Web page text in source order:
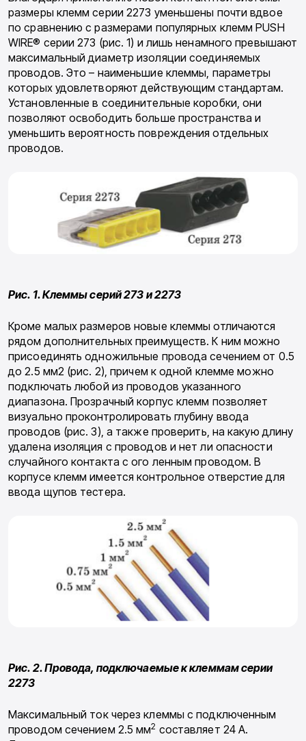
размеры клемм серии 2273 уменьшены почти вдвое
по сравнению с разме­рами популярных клемм PUSH
WIRE® серии 273 (рис. 1) и лишь ненамного превышают
максимальный диаметр изоляции соединяе­мых
проводов. Это – наименьшие клеммы, параметры
которых удовлетворяют действую­щим стандартам.
Установленные в соедини­тельные коробки, они
позволяют освободить больше пространства и
уменьшить веро­ятность повреждения отдельных
проводов.
Рис. 1. Клеммы серий 273 и 2273
Кроме малых размеров новые клеммы отли­чаются
рядом дополнительных преимуществ. К ним можно
присоединять одножильные прово­да сечением от 0.5
до 2.5 мм2 (рис. 2), причем к одной клемме можно
подключать любой из прово­дов указанного
диапазона. Прозрачный корпус клемм позволяет
визуально проконтролировать глубину ввода
проводов (рис. 3), а также прове­рить, на какую длину
удалена изоляция с прово­дов и нет ли опасности
случайного контакта с ого ленным проводом. В
корпусе клемм имеется контрольное отверстие для
ввода щупов тестера.
Рис. 2. Провода, подключаемые к клеммам серии
2273
Максимальный ток через клеммы с под­ключенным
проводом сечением 2.5 мм2 состав­ляет 24 А.